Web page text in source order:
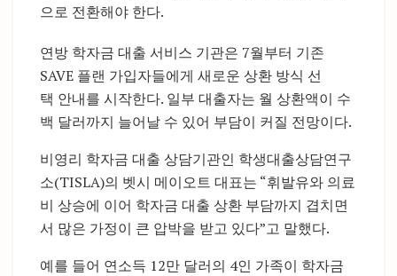
으로 전환해야 한다.
연방 학자금 대출 서비스 기관은 7월부터 기존
SAVE 플랜 가입자들에게 새로운 상환 방식 선
택 안내를 시작한다. 일부 대출자는 월 상환액이 수
백 달러까지 늘어날 수 있어 부담이 커질 전망이다.
비영리 학자금 대출 상담기관인 학생대출상담연구
소(TISLA)의 벳시 메이오트 대표는 “휘발유와 의료
비 상승에 이어 학자금 대출 상환 부담까지 겹치면
서 많은 가정이 큰 압박을 받고 있다”고 말했다.
예를 들어 연소득 12만 달러의 4인 가족이 학자금